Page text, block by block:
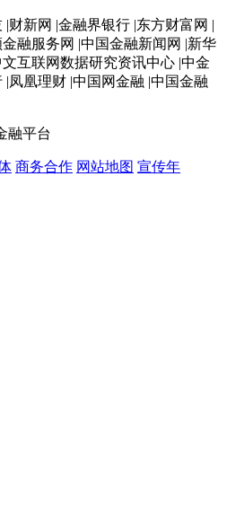
财新网 |金融界银行 |东方财富网 |
融服务网 |中国金融新闻网 |新华
互联网数据研究资讯中心 |中金
凤凰理财 |中国网金融 |中国金融
融平台
商务合作 网站地图 宣传年